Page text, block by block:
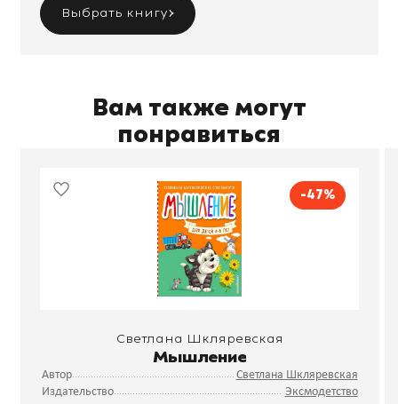
Выбрать книгу
Вам также могут
понравиться
-47%
Светлана Шкляревская
Мышление
Автор
Светлана Шкляревская
Издательство
Эксмодетство